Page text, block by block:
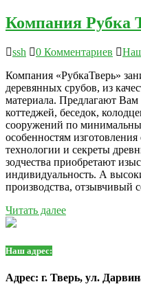
Компания Рубка
ssh 0 Комментариев
Компания «РубкаТверь»
деревянных срубов, из
материала. Предлагают
коттеджей, беседок,
сооружений по
особенностям
технологии и секреты
зодчества приобретают
индивидуальность. А
производства, отзывчивый
Читать далее
Наш адрес:
Адрес: г. Тверь, ул.